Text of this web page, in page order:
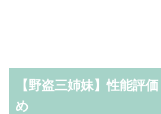
【野盗三姉妹】性能評
め